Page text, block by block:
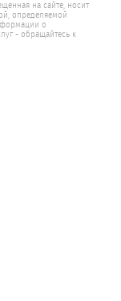
на сайте, носит
определяемой
о
- обращайтесь к